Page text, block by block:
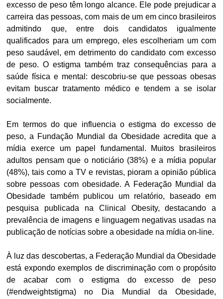
excesso de peso têm longo alcance. Ele pode prejudicar a
carreira das pessoas, com mais de um em cinco brasileiros
admitindo que, entre dois candidatos igualmente
qualificados para um emprego, eles escolheriam um com
peso saudável, em detrimento do candidato com excesso
de peso. O estigma também traz consequências para a
saúde física e mental: descobriu-se que pessoas obesas
evitam buscar tratamento médico e tendem a se isolar
socialmente.
Em termos do que influencia o estigma do excesso de
peso, a Fundação Mundial da Obesidade acredita que a
mídia exerce um papel fundamental. Muitos brasileiros
adultos pensam que o noticiário (38%) e a mídia popular
(48%), tais como a TV e revistas, pioram a opinião pública
sobre pessoas com obesidade. A Federação Mundial da
Obesidade também publicou um relatório, baseado em
pesquisa publicada na Clinical Obesity, destacando a
prevalência de imagens e linguagem negativas usadas na
publicação de notícias sobre a obesidade na mídia on-line.
À luz das descobertas, a Federação Mundial da Obesidade
está expondo exemplos de discriminação com o propósito
de acabar com o estigma do excesso de peso
(#endweightstigma) no Dia Mundial da Obesidade,